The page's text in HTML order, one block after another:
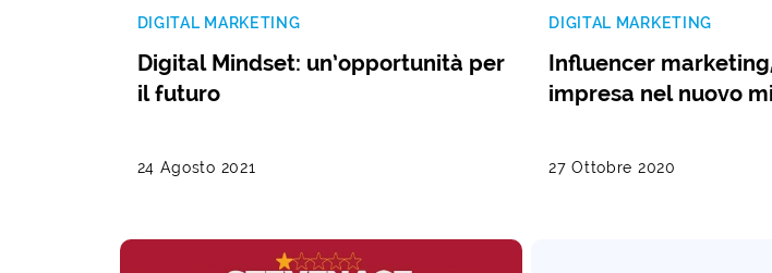
DIGITAL MARKETING
Digital Mindset: un’opportunità per
il futuro
24 Agosto 2021
DIGITAL MARKETING
Influencer
impresa nel nuovo
27 Ottobre 2020